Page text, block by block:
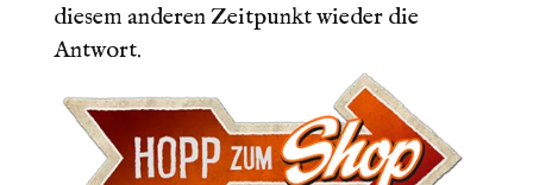
diesem anderen Zeitpunkt wieder die
Antwort.